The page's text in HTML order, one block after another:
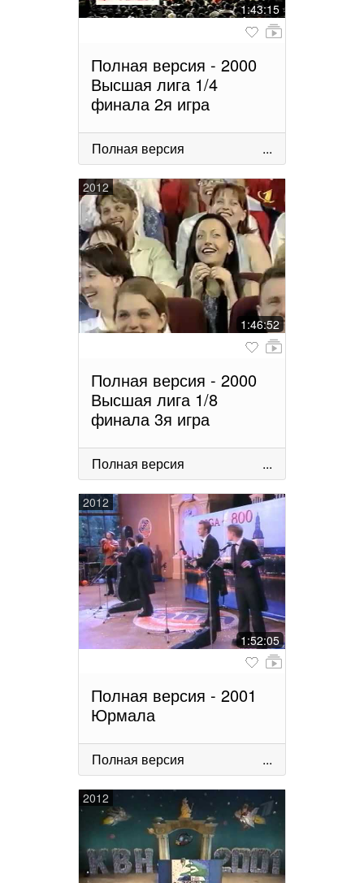
1:43:15
Полная версия - 2000
Высшая лига 1/4
финала 2я игра
Полная версия ...
2012
1:46:52
Полная версия - 2000
Высшая лига 1/8
финала 3я игра
Полная версия ...
2012
1:52:05
Полная версия - 2001
Юрмала
Полная версия ...
2012